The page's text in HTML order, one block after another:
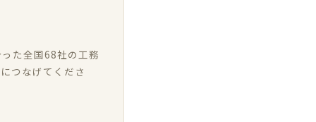
た全国68社の工務
つなげてくださ